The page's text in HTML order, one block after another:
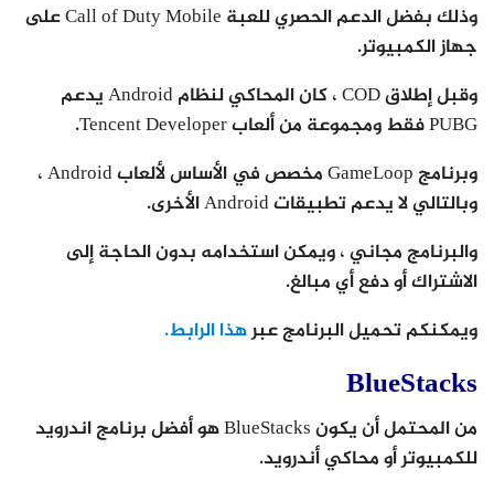
وذلك بفضل الدعم الحصري للعبة Call of Duty Mobile على
جهاز الكمبيوتر.
وقبل إطلاق COD ، كان المحاكي لنظام Android يدعم
PUBG فقط ومجموعة من ألعاب Tencent Developer.
وبرنامج GameLoop مخصص في الأساس لألعاب Android ،
وبالتالي لا يدعم تطبيقات Android الأخرى.
والبرنامج مجاني ، ويمكن استخدامه بدون الحاجة إلى
الاشتراك أو دفع أي مبالغ.
ويمكنكم تحميل البرنامج عبرهذا الرابط.
BlueStacks
من المحتمل أن يكون BlueStacks هو أفضل برنامج اندرويد
للكمبيوتر أو محاكي أندرويد.